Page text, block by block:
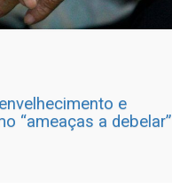
e
“ameaças a debelar”